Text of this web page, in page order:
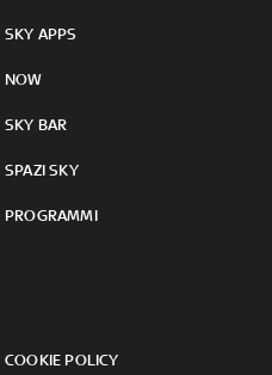
SKY APPS
NOW
SKY BAR
SPAZI SKY
PROGRAMMI
COOKIE POLICY